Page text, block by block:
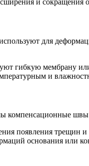
и сокращения
для
гибкую мембрану
и
компенсационные швы
появления трещин
основания или